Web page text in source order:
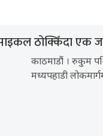
ठोक्किँदा एक
काठमाडौं । रुकुम
मध्यपहाडी